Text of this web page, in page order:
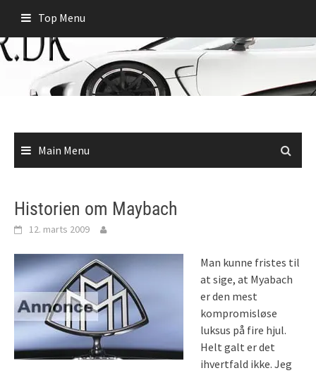
content
Top Menu
Main Menu
Historien om Maybach
12. marts 2009
Man kunne fristes til
at sige, at Myabach
er den mest
kompromisløse
luksus på fire hjul.
Helt galt er det
ihvertfald ikke. Jeg